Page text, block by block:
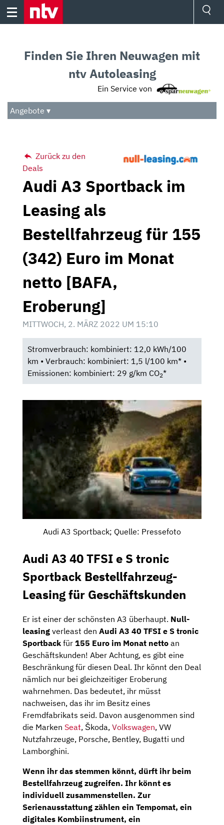
Skip
Audio
Das Beste
Finden Sie Ihren Neuwagen mit
ntv Autoleasing
Ein Service von
Angebote ▾
Zurück zu den
Deals
Audi A3 Sportback im
Leasing als
Bestellfahrzeug für 155
(342) Euro im Monat
netto [BAFA,
Eroberung]
MITTWOCH, 2. MÄRZ 2022 UM 15:10
Stromverbrauch: kombiniert: 12,0 kWh/100
km • Verbrauch: kombiniert: 1,5 l/100 km* •
Emissionen: kombiniert: 29 g/km CO2*
Audi A3 Sportback; Quelle: Pressefoto
Audi A3 40 TFSI e S tronic
Sportback Bestellfahrzeug-
Leasing für Geschäftskunden
Er ist einer der schönsten A3 überhaupt. Null-
leasing verleast den Audi A3 40 TFSI e S tronic
Sportback für 155 Euro im Monat netto an
Geschäftskunden! Aber Achtung, es gibt eine
Beschränkung für diesen Deal. Ihr könnt den Deal
nämlich nur bei gleichzeitiger Eroberung
wahrnehmen. Das bedeutet, ihr müsst
nachweisen, das ihr im Besitz eines
Fremdfabrikats seid. Davon ausgenommen sind
die Marken Seat, Škoda, Volkswagen, VW
Nutzfahrzeuge, Porsche, Bentley, Bugatti und
Lamborghini.
Wenn ihr das stemmen könnt, dürft ihr beim
Bestellfahrzeug zugreifen. Ihr könnt es
individuell zusammenstellen. Zur
Serienausstattung zählen ein Tempomat, ein
digitales Kombiinstrument, ein